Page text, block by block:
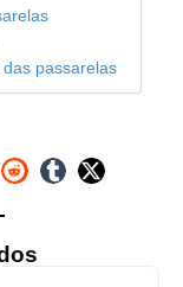
passarelas